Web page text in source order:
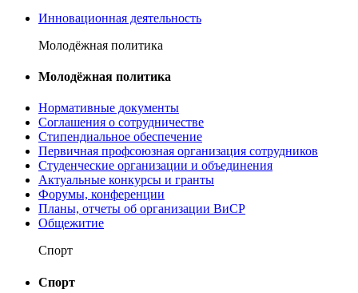
Инновационная деятельность
Молодёжная политика
Молодёжная политика
Нормативные документы
Соглашения о сотрудничестве
Стипендиальное обеспечение
Первичная профсоюзная организация сотрудников
Студенческие организации и объединения
Актуальные конкурсы и гранты
Форумы, конференции
Планы, отчеты об организации ВиСР
Общежитие
Спорт
Спорт